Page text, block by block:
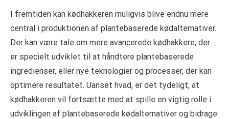
I fremtiden kan kødhakkeren muligvis blive endnu mere
central i produktionen af plantebaserede kødalternativer.
Der kan være tale om mere avancerede kødhakkere, der
er specielt udviklet til at håndtere plantebaserede
ingredienser, eller nye teknologier og processer, der kan
optimere resultatet. Uanset hvad, er det tydeligt, at
kødhakkeren vil fortsætte med at spille en vigtig rolle i
udviklingen af plantebaserede kødalternativer og bidrage